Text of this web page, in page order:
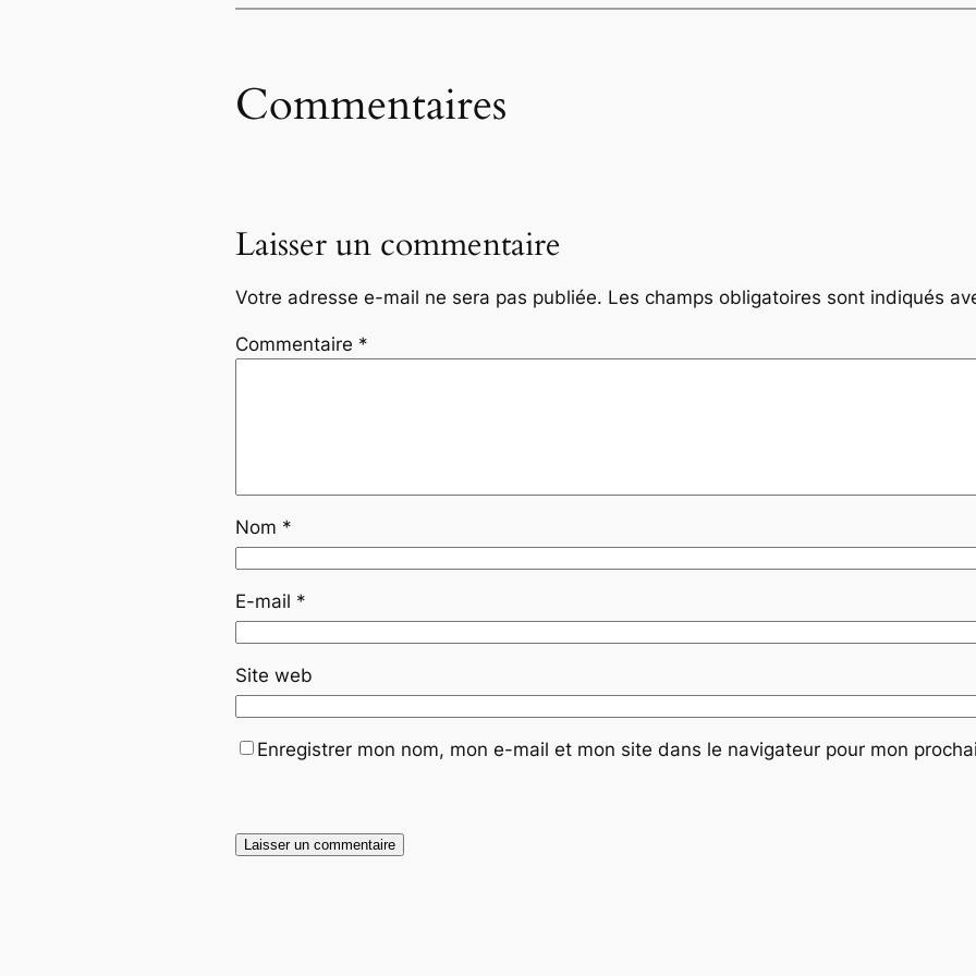
Commentaires
Laisser un commentaire
Votre adresse e-mail ne sera pas publiée. Les champs obligatoires sont indiqués
Commentaire *
Nom *
E-mail *
Site web
Enregistrer mon nom, mon e-mail et mon site dans le navigateur pour mon